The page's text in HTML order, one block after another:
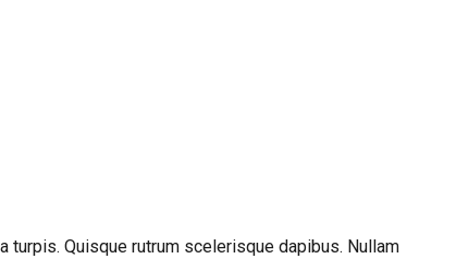
Quisque rutrum scelerisque dapibus. Nullam